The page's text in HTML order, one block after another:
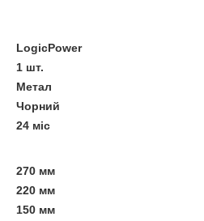
LogicPower
1 шт.
Метал
Чорний
24 міс
270 мм
220 мм
150 мм